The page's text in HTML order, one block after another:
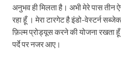
अनुभव ही मिलता है। अभी मेरे पास तीन
रहा हूँ । मेरा टारगेट है इंडो-वेस्टर्न
फ़िल्म प्रोड्यूस करने की योजना रखता हूँ
पर्दे पर नजर आए।